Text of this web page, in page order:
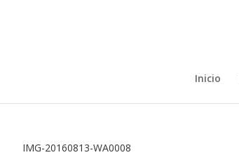
Inicio
IMG-20160813-WA0008